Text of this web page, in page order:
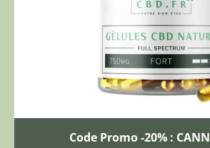
Code Promo -20% :